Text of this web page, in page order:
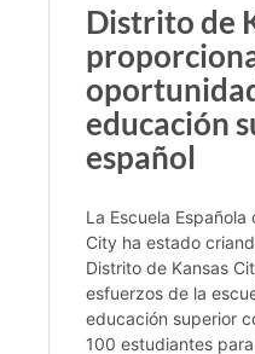
Distrito de
educación
español
La Escuela
City ha estado
Distrito de Kansas
esfuerzos de la
educación superior
100 estudiantes